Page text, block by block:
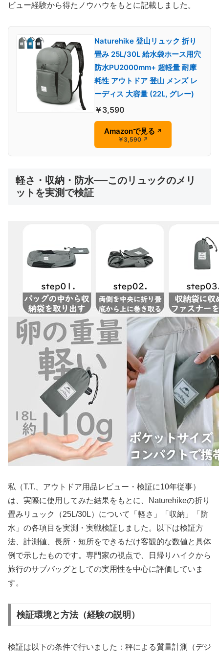
ビュー経験から得たノウハウをもとに記載しました。
Naturehike 登山リュック 折り
畳み 25L/30L 給水袋ホース用穴
防水PU2000mm+ 超軽量 耐摩
耗性 アウトドア 登山 メンズ レ
ーディス 大容量 (22L, グレー)
￥3,590
Amazonで見る ↗
￥3,590 ↗
軽さ・収納・防水──このリュックのメリ
ットを実測で検証
私（T.T.、アウトドア用品レビュー・検証に10年従事）
は、実際に使用してみた結果をもとに、Naturehikeの折り
畳みリュック（25L/30L）について「軽さ」「収納」「防
水」の各項目を実測・実戦検証しました。以下は検証方
法、計測値、長所・短所をできるだけ客観的な数値と具体
例で示したものです。専門家の視点で、日帰りハイクから
旅行のサブバッグとしての実用性を中心に評価していま
す。
検証環境と方法（経験の説明）
検証は以下の条件で行いました：秤による質量計測（デジ